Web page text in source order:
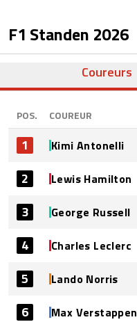
F1 Standen 2026
Coureurs
POS. COUREUR
1 Kimi Antonelli
2 Lewis Hamilton
3 George Russell
4 Charles Leclerc
5 Lando Norris
6 Max Verstappen